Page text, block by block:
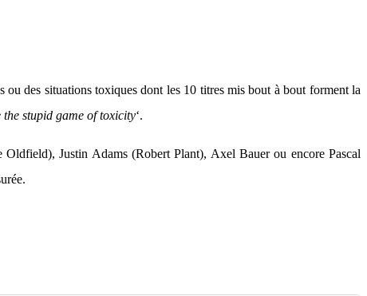
des situations toxiques dont les 10 titres mis bout à bout forment la
the stupid game of toxicity‘.
Justin Adams (Robert Plant), Axel Bauer ou encore Pascal